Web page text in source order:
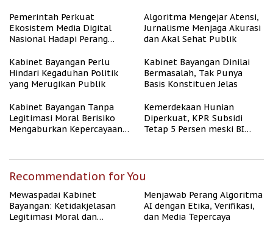
Berpenghasilan Rendah
Pemerintah Perkuat
Ekosistem Media Digital
Nasional Hadapi Perang
Algoritma Mengejar Atensi,
Jurnalisme Menjaga Akurasi
dan Akal Sehat Publik
Kabinet Bayangan Perlu
Hindari Kegaduhan Politik
yang Merugikan Publik
Kabinet Bayangan Dinilai
Bermasalah, Tak Punya
Basis Konstituen Jelas
Kabinet Bayangan Tanpa
Legitimasi Moral Berisiko
Mengaburkan Kepercayaan
Kemerdekaan Hunian
Diperkuat, KPR Subsidi
Tetap 5 Persen meski BI
Recommendation for You
Mewaspadai Kabinet
Bayangan: Ketidakjelasan
Legitimasi Moral dan
Menjawab Perang Algoritma
AI dengan Etika, Verifikasi,
dan Media Tepercaya